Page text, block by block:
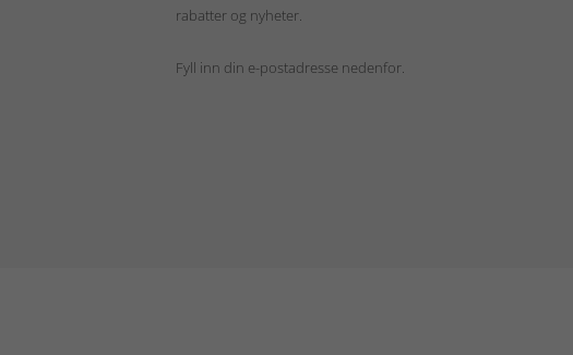
rabatter og nyheter.
Fyll inn din e-postadresse nedenfor.